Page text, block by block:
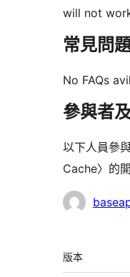
will not
常見問
No FAQs
參與者
以下人員參
Cache〉的
參
中
繼
版本